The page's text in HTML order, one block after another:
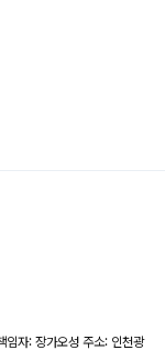
임자: 장가오성 주소: 인천광